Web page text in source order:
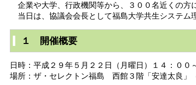
企業や大学、行政機関等から、３００名近くの方
当日は、協議会会長として福島大学共生システ
１ 開催概要
日時：平成２９年５月２２日（月曜日）１４：００
場所：ザ・セレクトン福島 西館３階「安達太良」